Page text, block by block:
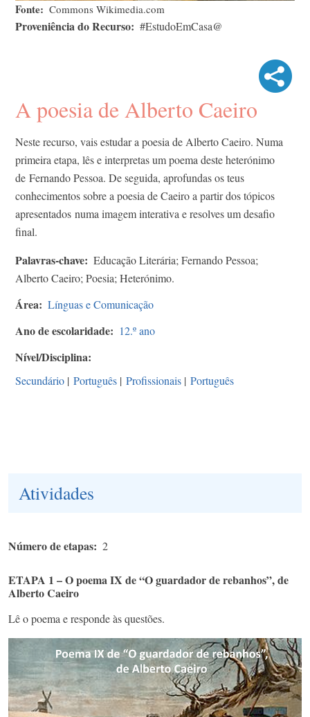
Fonte Commons Wikimedia.com
Proveniência do Recurso #EstudoEmCasa@
A poesia de Alberto Caeiro
Neste recurso, vais estudar a poesia de Alberto Caeiro. Numa
primeira etapa, lês e interpretas um poema deste heterónimo
de Fernando Pessoa. De seguida, aprofundas os teus
conhecimentos sobre a poesia de Caeiro a partir dos tópicos
apresentados numa imagem interativa e resolves um desafio
final.
Palavras-chave
Educação Literária; Fernando Pessoa;
Alberto Caeiro; Poesia; Heterónimo.
Área Línguas e Comunicação
Ano de escolaridade 12.º ano
Nível/Disciplina
Secundário | Português | Profissionais | Português
Atividades
Número de etapas 2
ETAPA 1 – O poema IX de “O guardador de rebanhos”, de
Alberto Caeiro
Lê o poema e responde às questões.